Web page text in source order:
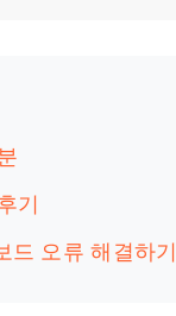
기
드 오류 해결하기